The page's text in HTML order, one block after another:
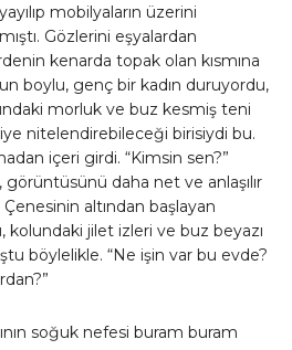
mobilyaların üzerini
Gözlerini eşyalardan
kenarda topak olan kısmına
boylu, genç bir kadın duruyordu,
morluk ve buz kesmiş teni
nitelendirebileceği birisiydi bu.
içeri girdi. “Kimsin sen?”
daha net ve anlaşılır
altından başlayan
kolundaki jilet izleri ve buz beyazı
böylelikle. “Ne işin var bu evde?
soğuk nefesi buram buram